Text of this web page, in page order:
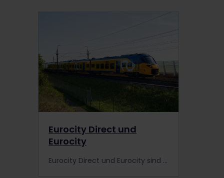
Eurocity Direct und
Eurocity
Eurocity Direct und Eurocity sind neue Hochgeschwindigkeitszüge ohne reservierungspflichtige Plätze, die die wichtigsten Städte in Belgien und den Niederlanden miteinander verbinden. Informiere dich genauer.